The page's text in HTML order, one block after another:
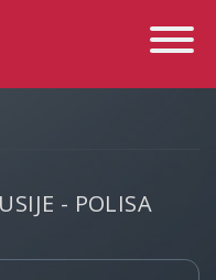
Toggle
- POLISA